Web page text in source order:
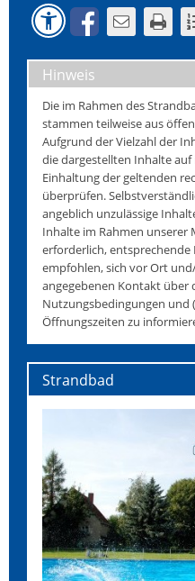
Hinweis
Die im Rahmen des
stammen teilweise aus
Aufgrund der Vielzahl der
die dargestellten Inhalte
Einhaltung der geltenden
überprüfen.
angeblich unzulässige
Inhalte im Rahmen
erforderlich, entsprechende
empfohlen, sich vor Ort
angegebenen Kontakt über
Nutzungsbedingungen und
Öffnungszeiten zu
Strandbad